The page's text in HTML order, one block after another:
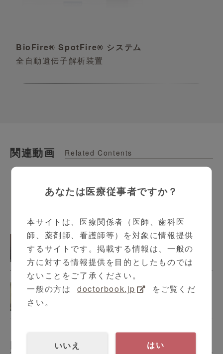
BioFire® SpotFire® システム
全自動遺伝子解析装置
関連動画 Related Contents
SpotFire Users voice 4
SpotFire Users voice 1
3:49
SpotFire Users voice 2
内科
あなたは医療従事者ですか？
本サイトは、医療関係者（医師、歯科医
師、薬剤師、看護師等）を対象に情報提供
するサイトです。掲載する情報は、一般の
方に対する情報提供を目的としたものでは
ないことをご了承ください。
一般の方は
doctorbook.jp
をご覧くだ
さい。
いいえ はい